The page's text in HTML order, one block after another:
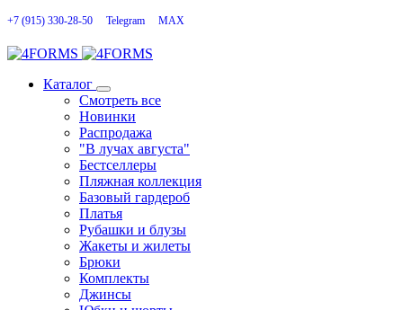
+7 (915) 330-28-50 Telegram MAX
Каталог
Смотреть все
Новинки
Распродажа
"В лучах августа"
Бестселлеры
Пляжная коллекция
Базовый гардероб
Платья
Рубашки и блузы
Жакеты и жилеты
Брюки
Комплекты
Джинсы